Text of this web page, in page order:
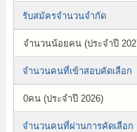
รับสมัครจำนวนจำกัด
จำนวนน้อยคน (ประจำปี
จำนวนคนที่เข้าสอบคัดเลือก
0คน (ประจำปี 2026)
จำนวนคนที่ผ่านการคัดเลือก